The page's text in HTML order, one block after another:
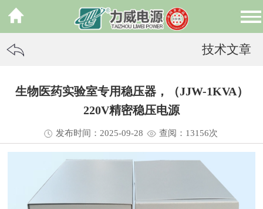
技术文章
生物医药实验室专用稳压器，（JJW-1KVA）
220V精密稳压电源
发布时间：2025-09-28 查阅：13156次